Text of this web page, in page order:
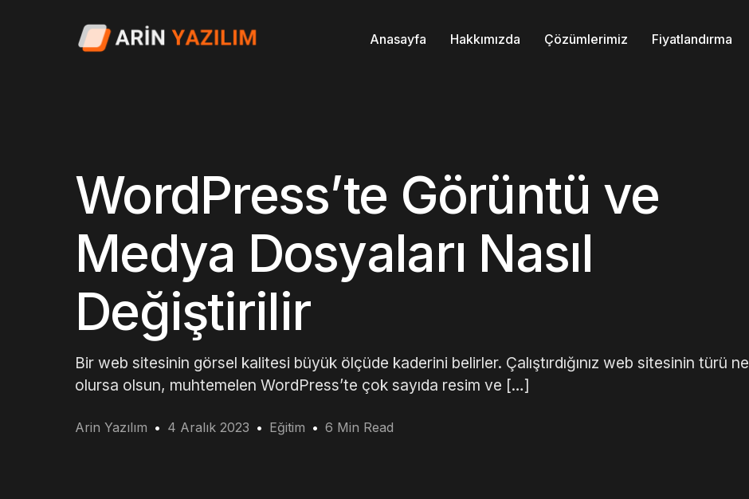
Anasayfa Hakkımızda Çözümlerimiz Fiyatlandırma
WordPress’te Görüntü ve
Medya Dosyaları Nasıl
Değiştirilir
Bir web sitesinin görsel kalitesi büyük ölçüde kaderini belirler. Çalıştırdığınız web sitesinin türü ne
olursa olsun, muhtemelen WordPress’te çok sayıda resim ve […]
Arin Yazılım 4 Aralık 2023 Eğitim 6 Min Read